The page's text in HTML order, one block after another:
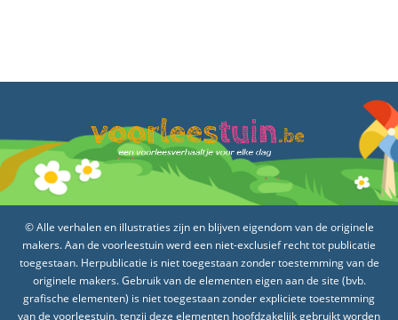
© Alle verhalen en illustraties zijn en blijven eigendom van de originele
makers. Aan de voorleestuin werd een niet-exclusief recht tot publicatie
toegestaan. Herpublicatie is niet toegestaan zonder toestemming van de
originele makers. Gebruik van de elementen eigen aan de site (bvb.
grafische elementen) is niet toegestaan zonder expliciete toestemming
van de voorleestuin, tenzij deze elementen hoofdzakelijk gebruikt worden